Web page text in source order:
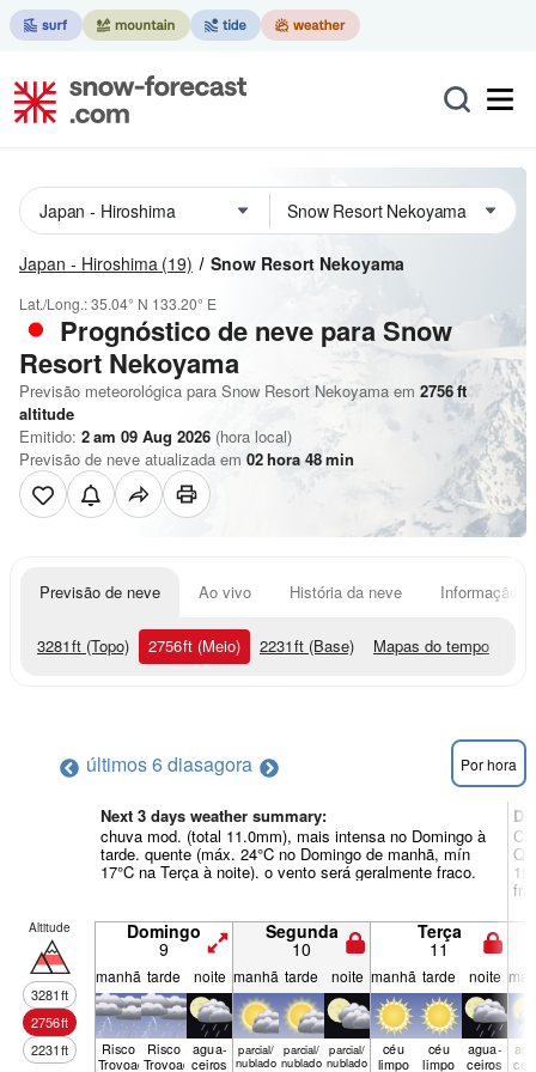
Japan - Hiroshima (19) Snow Resort Nekoyama
Lat./Long.:35.04° N 133.20° E
Prognóstico de neve para Snow
Resort Nekoyama
Previsão meteorológica para Snow Resort Nekoyama em 2756ft
altitude
Emitido: 2 am 09 Aug 2026 (hora local)
Previsão de neve atualizada em 02hora 48min
Previsão de neve Ao vivo História da neve Informação
3281ft (Topo) 2756ft (Meio) 2231ft (Base) Mapas do tempo
últimos 6 diasagora Por hora
Next 3 days weather summary:
chuva mod. (total 11.0mm), mais intensa no Domingo à
tarde. quente (máx. 24°C no Domingo de manhã, mín
17°C na Terça à noite). o vento será geralmente fraco.
Altitude
3281ft
2756ft
2231ft
Domingo
9
Segunda
10
Terça
11
manhã tarde noite manhã tarde noite manhã tarde noite
Risco
Trovoada
Risco
Trovoada
agua­
ceiros
parcial/
nublado
parcial/
nublado
parcial/
nublado
céu
limpo
céu
limpo
agua­
ceiros